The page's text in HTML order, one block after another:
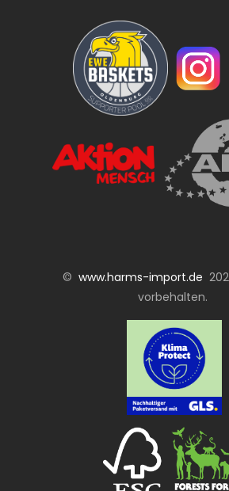
© www.harms-import.de
vorbehalten.